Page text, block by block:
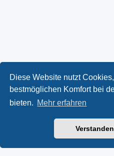
Diese Website nutzt
bestmöglichen Komfort bei
bieten. Mehr erfahren